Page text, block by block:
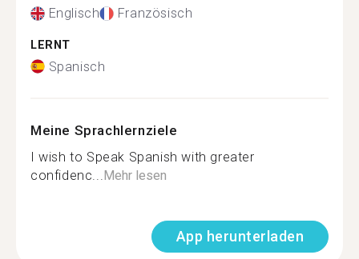
Englisch Französisch
LERNT
Spanisch
Meine Sprachlernziele
I wish to Speak Spanish with greater
confidenc... Mehr lesen
App herunterladen